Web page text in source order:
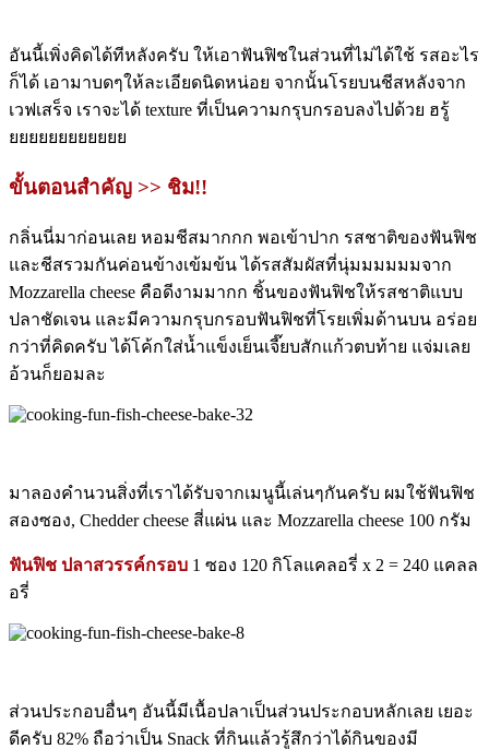
อันนี้เพิ่งคิดได้ทีหลังครับ ให้เอาฟันฟิชในส่วนที่ไม่ได้ใช้ รสอะไร
ก็ได้ เอามาบดๆให้ละเอียดนิดหน่อย จากนั้นโรยบนชีสหลังจาก
เวฟเสร็จ เราจะได้ texture ที่เป็นความกรุบกรอบลงไปด้วย ฮรู้
ยยยยยยยยยยยย
ขั้นตอนสำคัญ >> ชิม!!
กลิ่นนี่มาก่อนเลย หอมชีสมากกก พอเข้าปาก รสชาติของฟันฟิช
และชีสรวมกันค่อนข้างเข้มข้น ได้รสสัมผัสที่นุ่มมมมมมจาก
Mozzarella cheese คือดีงามมากก ชิ้นของฟันฟิชให้รสชาติแบบ
ปลาชัดเจน และมีความกรุบกรอบฟันฟิชที่โรยเพิ่มด้านบน อร่อย
กว่าที่คิดครับ ได้โค้กใส่น้ำแข็งเย็นเจี๊ยบสักแก้วตบท้าย แจ่มเลย
อ้วนก็ยอมละ
มาลองคำนวนสิ่งที่เราได้รับจากเมนูนี้เล่นๆกันครับ ผมใช้ฟันฟิช
สองซอง, Chedder cheese สี่แผ่น และ Mozzarella cheese 100 กรัม
ฟันฟิช ปลาสวรรค์กรอบ 1 ซอง 120 กิโลแคลอรี่ x 2 = 240 แคลล
อรี่
ส่วนประกอบอื่นๆ อันนี้มีเนื้อปลาเป็นส่วนประกอบหลักเลย เยอะ
ดีครับ 82% ถือว่าเป็น Snack ที่กินแล้วรู้สึกว่าได้กินของมี